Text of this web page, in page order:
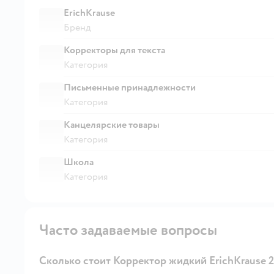
ErichKrause
Бренд
Корректоры для текста
Категория
Письменные принадлежности
Категория
Канцелярские товары
Категория
Школа
Категория
Часто задаваемые вопросы
Сколько стоит Корректор жидкий ErichKrause